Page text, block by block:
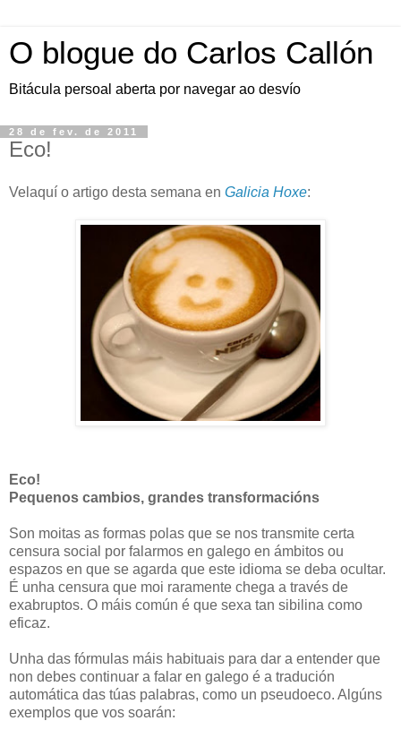
O blogue do Carlos Callón
Bitácula persoal aberta por navegar ao desvío
28 de fev. de 2011
Eco!
Velaquí o artigo desta semana en Galicia Hoxe:
Eco!
Pequenos cambios, grandes transformacións
Son moitas as formas polas que se nos transmite certa
censura social por falarmos en galego en ámbitos ou
espazos en que se agarda que este idioma se deba ocultar.
É unha censura que moi raramente chega a través de
exabruptos. O máis común é que sexa tan sibilina como
eficaz.
Unha das fórmulas máis habituais para dar a entender que
non debes continuar a falar en galego é a tradución
automática das túas palabras, como un pseudoeco. Algúns
exemplos que vos soarán: